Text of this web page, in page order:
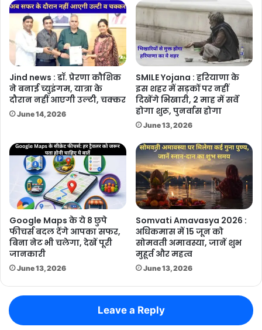
Jind news : डॉ. प्रेरणा कौशिक
ने बनाई च्युइंगम, यात्रा के
दौरान नहीं आएगी उल्टी, चक्कर
June 14, 2026
SMILE Yojana : हरियाणा के
इस शहर में सड़कों पर नहीं
दिखेंगे भिखारी, 2 माह में सर्वे
होगा शुरू, पुनर्वास होगा
June 13, 2026
Google Maps के ये 8 छुपे
फीचर्स बदल देंगे आपका सफर,
बिना नेट भी चलेगा, देखें पूरी
जानकारी
June 13, 2026
Somvati Amavasya 2026 :
अधिकमास में 15 जून को
सोमवती अमावस्या, जानें शुभ
मुहूर्त और महत्व
June 13, 2026
Leave a Reply